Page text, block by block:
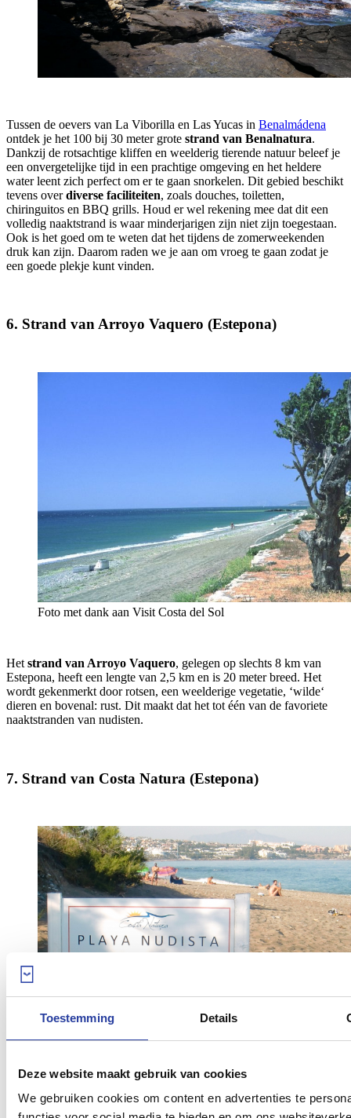
Toestemming Details
Deze website maakt gebruik van cookies
We gebruiken cookies om content en advertenties te
Tussen de oevers van La Viborilla en Las Yucas in Benalmádena
ontdek je het 100 bij 30 meter grote strand van Benalnatura.
Dankzij de rotsachtige kliffen en weelderig tierende natuur beleef je
een onvergetelijke tijd in een prachtige omgeving en het heldere
water leent zich perfect om er te gaan snorkelen. Dit gebied beschikt
tevens overdiverse faciliteiten, zoals douches, toiletten,
chiringuitos en BBQ grills. Houd er wel rekening mee dat dit een
volledig naaktstrand is waar minderjarigen zijn niet zijn toegestaan.
Ook is het goed om te weten dat het tijdens de zomerweekenden
druk kan zijn. Daarom raden we je aan om vroeg te gaan zodat je
een goede plekje kunt vinden.
6. Strand van Arroyo Vaquero (Estepona)
Foto met dank aan Visit Costa del Sol
Het strand van Arroyo Vaquero, gelegen op slechts 8 km van
Estepona, heeft een lengte van 2,5 km en is 20 meter breed. Het
wordt gekenmerkt door rotsen, een weelderige vegetatie, ‘wilde‘
dieren en bovenal: rust. Dit maakt dat het tot één van de favoriete
naaktstranden van nudisten.
7. Strand van Costa Natura (Estepona)
Op het strand van Costa Natura, in de buurt van de Arroyo Vaquero,